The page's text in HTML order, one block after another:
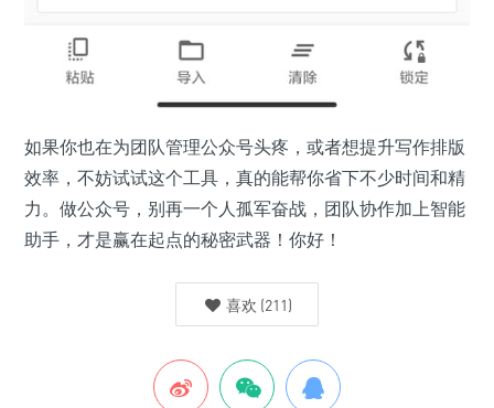
如果你也在为团队管理公众号头疼，或者想提升写作排版
效率，不妨试试这个工具，真的能帮你省下不少时间和精
力。做公众号，别再一个人孤军奋战，团队协作加上智能
助手，才是赢在起点的秘密武器！你好！
喜欢 (211)